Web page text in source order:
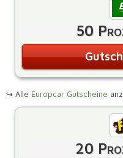
50
↪ Alle Europcar Gutscheine
20